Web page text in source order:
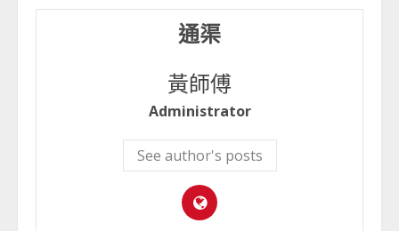
通渠
黃師傅
Administrator
See author's posts